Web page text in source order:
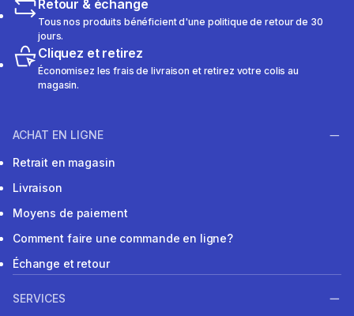
Retour & échange
Tous nos produits bénéficient d'une politique de retour de 30
jours.
Cliquez et retirez
Économisez les frais de livraison et retirez votre colis au
magasin.
ACHAT EN LIGNE
Retrait en magasin
Livraison
Moyens de paiement
Comment faire une commande en ligne?
Échange et retour
SERVICES